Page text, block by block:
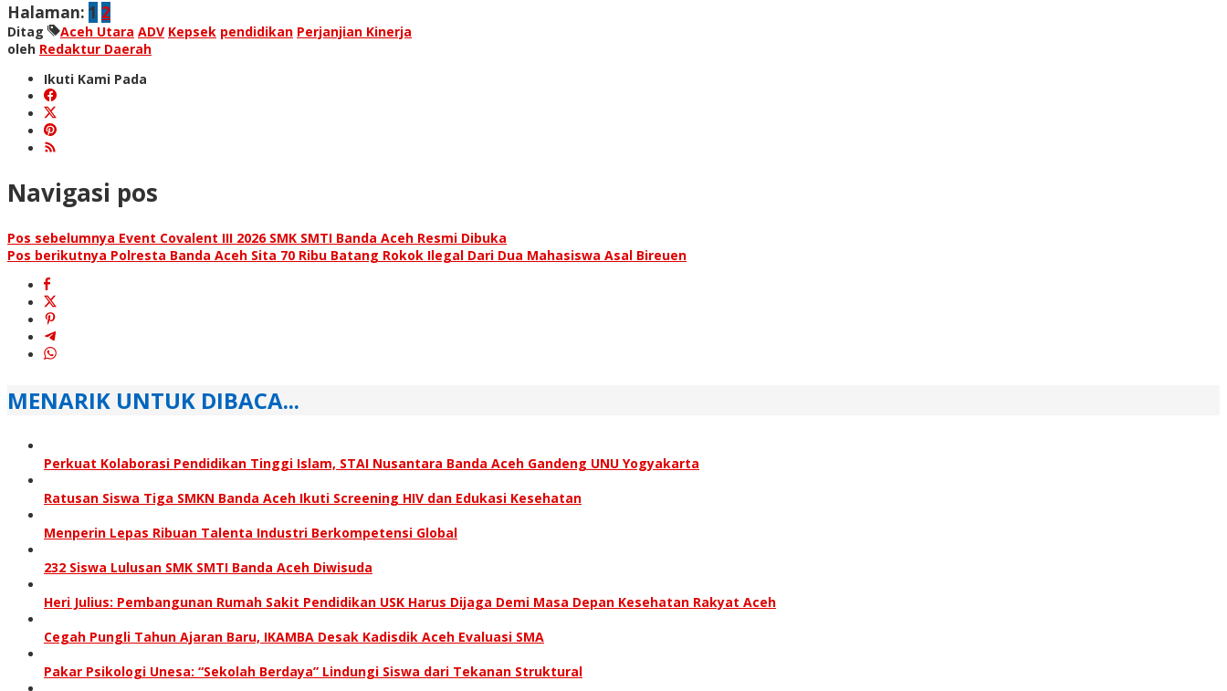
Halaman: 1 2
Ditag Aceh Utara ADV Kepsek pendidikan Perjanjian Kinerja
oleh Redaktur Daerah
Ikuti Kami Pada
Navigasi pos
Pos sebelumnya Event Covalent III 2026 SMK SMTI Banda Aceh Resmi Dibuka
Pos berikutnya Polresta Banda Aceh Sita 70 Ribu Batang Rokok Ilegal Dari Dua Mahasiswa Asal Bireuen
MENARIK UNTUK DIBACA...
Perkuat Kolaborasi Pendidikan Tinggi Islam, STAI Nusantara Banda Aceh Gandeng UNU Yogyakarta
Ratusan Siswa Tiga SMKN Banda Aceh Ikuti Screening HIV dan Edukasi Kesehatan
Menperin Lepas Ribuan Talenta Industri Berkompetensi Global
232 Siswa Lulusan SMK SMTI Banda Aceh Diwisuda
Heri Julius: Pembangunan Rumah Sakit Pendidikan USK Harus Dijaga Demi Masa Depan Kesehatan Rakyat Aceh
Cegah Pungli Tahun Ajaran Baru, IKAMBA Desak Kadisdik Aceh Evaluasi SMA
Pakar Psikologi Unesa: “Sekolah Berdaya” Lindungi Siswa dari Tekanan Struktural